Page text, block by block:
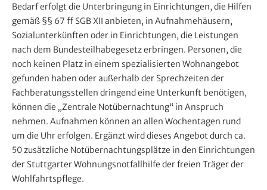
n
Bedarf erfolgt die Unterbringung in Einrichtungen, die Hilfen
gemäß §§ 67 ff SGB XII anbieten, in Aufnahmehäusern,
Sozialunterkünften oder in Einrichtungen, die Leistungen
nach dem Bundesteilhabegesetz erbringen. Personen, die
noch keinen Platz in einem spezialisierten Wohnangebot
gefunden haben oder außerhalb der Sprechzeiten der
Fachberatungsstellen dringend eine Unterkunft benötigen,
können die „Zentrale Notübernachtung“ in Anspruch
nehmen. Aufnahmen können an allen Wochentagen rund
um die Uhr erfolgen. Ergänzt wird dieses Angebot durch ca.
50 zusätzliche Notübernachtungsplätze in den Einrichtungen
der Stuttgarter Wohnungsnotfallhilfe der freien Träger der
Wohlfahrtspflege.